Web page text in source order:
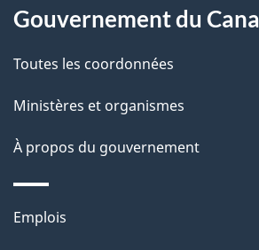
t
a
l
s
l
propos
ce
site
Gouvernement du
Toutes les coordonnées
Ministères et organismes
À propos du gouvernement
Thèmes
Emplois